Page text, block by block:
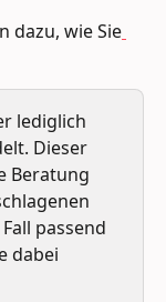
dazu, wie Sie
lediglich
Dieser
Beratung
passend
dabei